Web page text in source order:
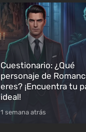
Cuestionario: ¿Qué
personaje de
eres? ¡Encuentra tu
ideal!
1 semana atrás